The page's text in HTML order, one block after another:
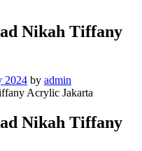
Nikah Tiffany
2024 by admin
Nikah Tiffany